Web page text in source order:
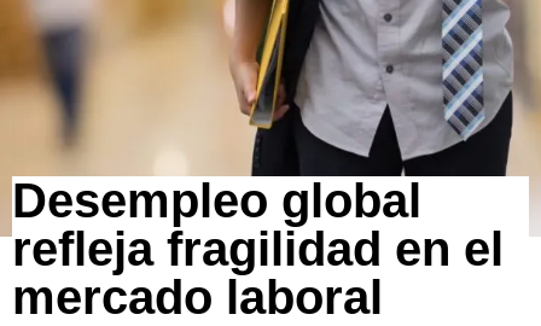
Desempleo global
refleja fragilidad en el
mercado laboral